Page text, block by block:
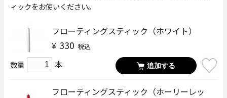
ィックをお使いください。
フローティングスティック（ホワイト）
¥ 330 税込
数量 本 追加する
フローティングスティック（ホーリーレッ